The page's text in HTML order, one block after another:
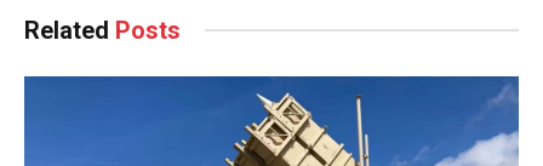
Related Posts